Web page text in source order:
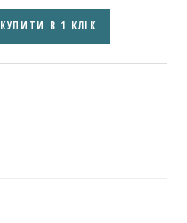
КУПИТИ В 1 КЛІК